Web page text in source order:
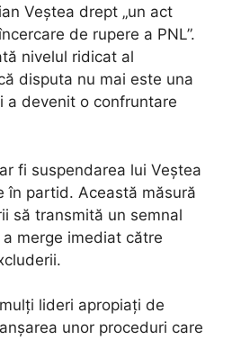
Veștea drept „un act
de rupere a PNL”.
nivelul ridicat al
disputa nu mai este una
a devenit o confruntare
fi suspendarea lui Veștea
în partid. Această măsură
să transmită un semnal
merge imediat către
lideri apropiați de
unor proceduri care